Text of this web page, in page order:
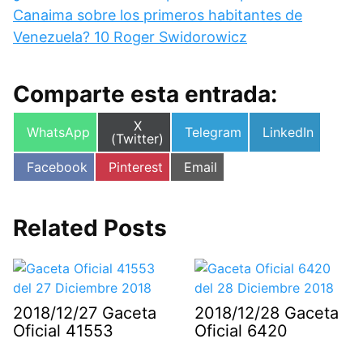
Canaima sobre los primeros habitantes de
Venezuela? 10 Roger Swidorowicz
Comparte esta entrada:
Compartir
WhatsApp
Compartir
en
X
(Twitter)
Compartir
Telegram
Compartir
LinkedIn
Compartir
en
Facebook
Compartir
en
Pinterest
Compartir
en
Email
Related Posts
2018/12/27 Gaceta
Oficial 41553
2018/12/28 Gaceta
Oficial 6420